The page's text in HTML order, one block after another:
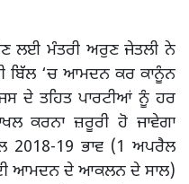
ਲਈ ਮੰਤਰੀ ਅਰੁਣ ਜੇਤਲੀ ਨੇ
ਬਿੱਲ ‘ਚ ਆਮਦਨ ਕਰ ਕਾਨੂੰਨ
ਦੇ ਤਹਿਤ ਪਾਰਟੀਆਂ ਨੂੰ ਹਰ
ਕਰਨਾ ਜ਼ਰੂਰੀ ਹੋ ਜਾਵੇਗਾ
2018-19 ਭਾਵ (1 ਅਪਰੈਲ
ਆਮਦਨ ਦੇ ਆਕਲਨ ਦੇ ਸਾਲ)